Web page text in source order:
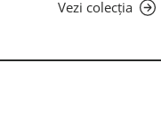
Vezi colecția